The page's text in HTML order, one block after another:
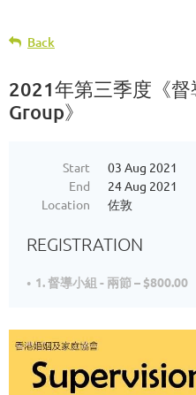
Back
2021年第三季度《
Group》
Start
03 Aug 2021
End
24 Aug 2021
Location
佐敦
REGISTRATION
1. 督導小組 - 兩節 – $800.00